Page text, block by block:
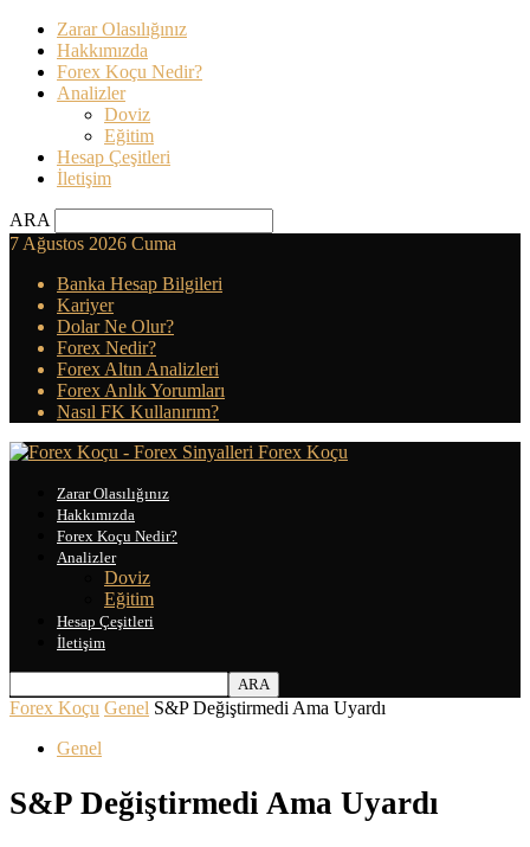
Zarar Olasılığınız
Hakkımızda
Forex Koçu Nedir?
Analizler
Doviz
Eğitim
Hesap Çeşitleri
İletişim
ARA
7 Ağustos 2026 Cuma
Banka Hesap Bilgileri
Kariyer
Dolar Ne Olur?
Forex Nedir?
Forex Altın Analizleri
Forex Anlık Yorumları
Nasıl FK Kullanırım?
Forex Koçu
Zarar Olasılığınız
Hakkımızda
Forex Koçu Nedir?
Analizler
Doviz
Eğitim
Hesap Çeşitleri
İletişim
Forex Koçu Genel S&P Değiştirmedi Ama Uyardı
Genel
S&P Değiştirmedi Ama Uyardı